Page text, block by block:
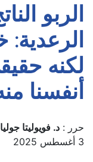
الربو
لكنه
أنفسنا
حرر : د. فويوليتا
3 أغسطس 2025